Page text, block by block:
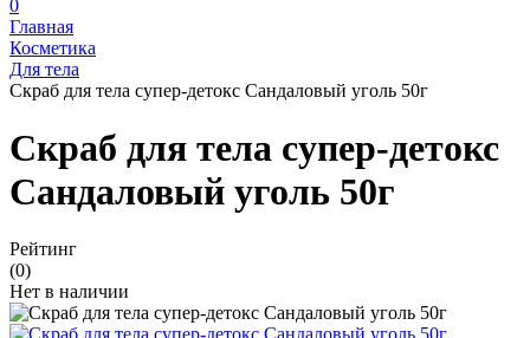
0
Главная
Косметика
Для тела
Скраб для тела супер-детокс Сандаловый уголь 50г
Скраб для тела супер-детокс
Сандаловый уголь 50г
Рейтинг
(0)
Нет в наличии